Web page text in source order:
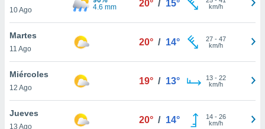
más
nuestra
y
de
10 Ago
4.6 mm
20° / 15°
km/h
Martes
11 Ago
20° / 14° 27- 47
km/h
Miércoles
12 Ago
19° / 13° 13- 22
km/h
Jueves
13 Ago
20° / 14° 14- 26
km/h